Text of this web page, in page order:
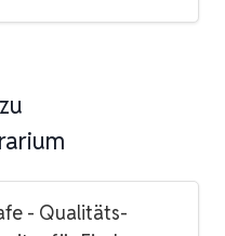
- Qualitäts-